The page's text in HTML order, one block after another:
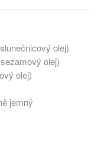
olej)
olej)
olej)
jemný